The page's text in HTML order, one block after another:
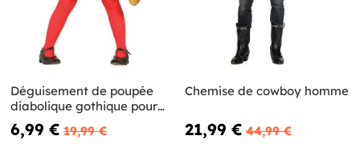
Déguisement de poupée
diabolique gothique pour
enfant
6,99 € 19,99 €
Chemise de cowboy homme
21,99 € 44,99 €